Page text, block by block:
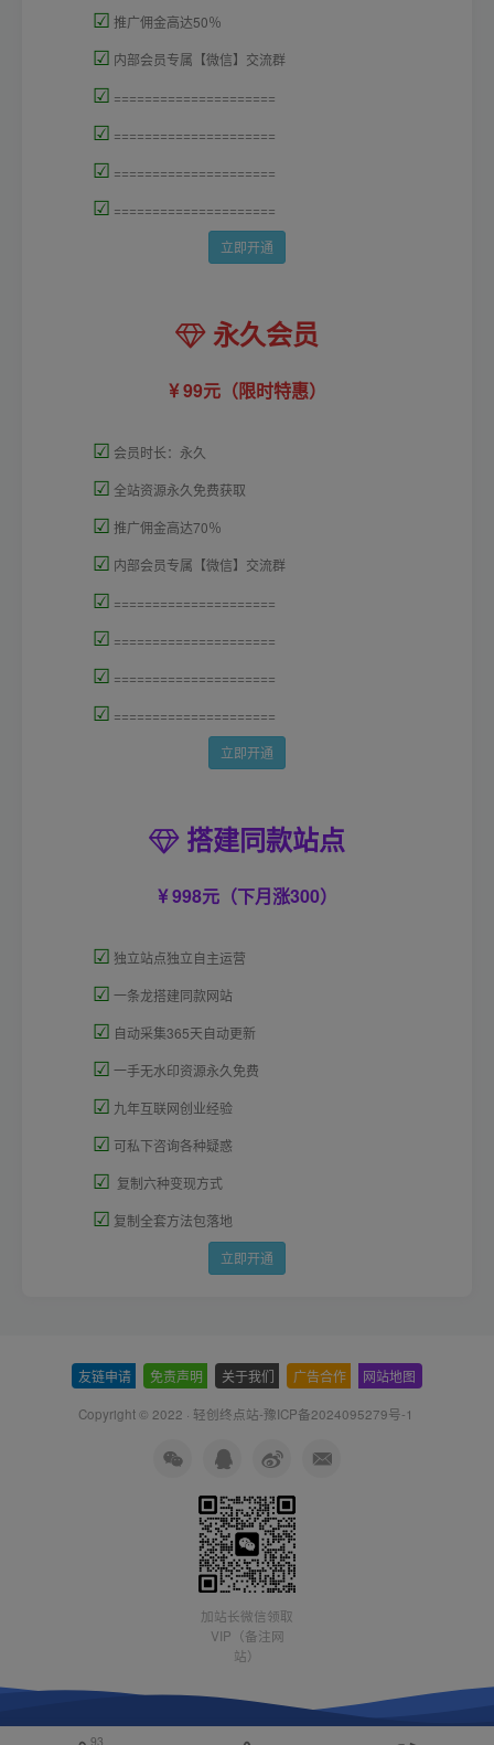
☑ 推广佣金高达50％
☑ 内部会员专属【微信】交流群
☑ =====================
☑ =====================
☑ =====================
☑ =====================
立即开通
永久会员
99元（限时特惠）
☑ 会员时长：永久
☑ 全站资源永久免费获取
☑ 推广佣金高达70％
☑ 内部会员专属【微信】交流群
☑ =====================
☑ =====================
☑ =====================
☑ =====================
立即开通
搭建同款站点
998元（下月涨300）
☑ 独立站点独立自主运营
☑ 一条龙搭建同款网站
☑ 自动采集365天自动更新
☑ 一手无水印资源永久免费
☑ 九年互联网创业经验
☑ 可私下咨询各种疑惑
☑ 复制六种变现方式
☑ 复制全套方法包落地
立即开通
友链申请 免责声明 关于我们 广告合作 网站地图
Copyright © 2022 · 轻创终点站-豫ICP备2024095279号-1
加站长微信领取
VIP（备注网
站）
93